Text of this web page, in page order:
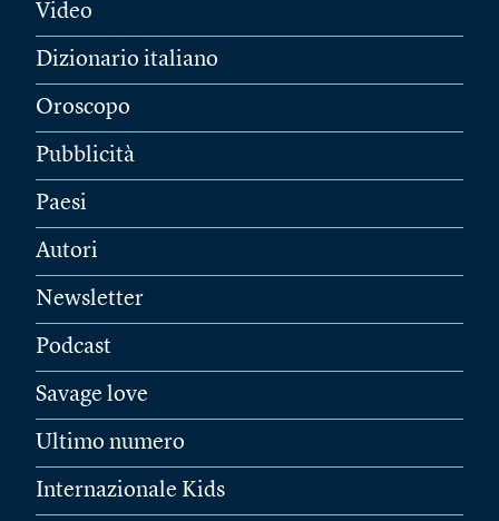
Video
Dizionario italiano
Oroscopo
Pubblicità
Paesi
Autori
Newsletter
Podcast
Savage love
Ultimo numero
Internazionale Kids